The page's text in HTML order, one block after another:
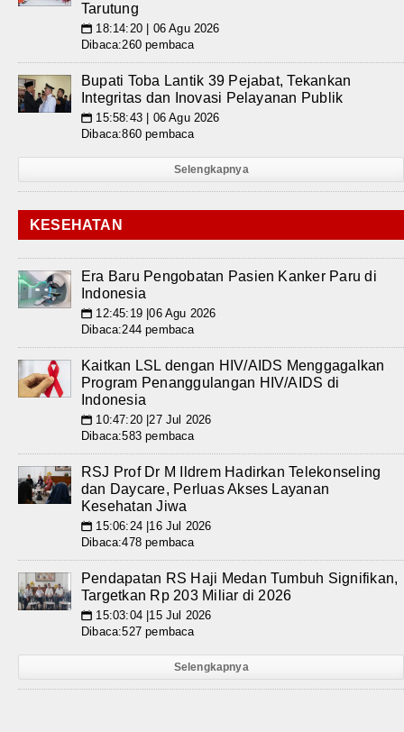
Tarutung
📅 18:14:20 | 06 Agu 2026
Dibaca:260 pembaca
Bupati Toba Lantik 39 Pejabat, Tekankan
Integritas dan Inovasi Pelayanan Publik
📅 15:58:43 | 06 Agu 2026
Dibaca:860 pembaca
Selengkapnya
KESEHATAN
Era Baru Pengobatan Pasien Kanker Paru di
Indonesia
📅 12:45:19 |06 Agu 2026
Dibaca:244 pembaca
Kaitkan LSL dengan HIV/AIDS Menggagalkan
Program Penanggulangan HIV/AIDS di
Indonesia
📅 10:47:20 |27 Jul 2026
Dibaca:583 pembaca
RSJ Prof Dr M Ildrem Hadirkan Telekonseling
dan Daycare, Perluas Akses Layanan
Kesehatan Jiwa
📅 15:06:24 |16 Jul 2026
Dibaca:478 pembaca
Pendapatan RS Haji Medan Tumbuh Signifikan,
Targetkan Rp 203 Miliar di 2026
📅 15:03:04 |15 Jul 2026
Dibaca:527 pembaca
Selengkapnya